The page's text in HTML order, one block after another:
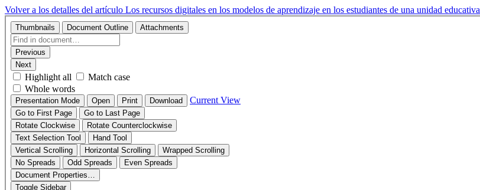
Volver a los detalles del artículo Los recursos digitales en los modelos de aprendizaje en los estudiantes de una unidad educativa